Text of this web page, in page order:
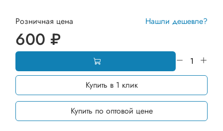
Розничная цена Нашли дешевле?
600 ₽
Купить в 1 клик
Купить по оптовой цене